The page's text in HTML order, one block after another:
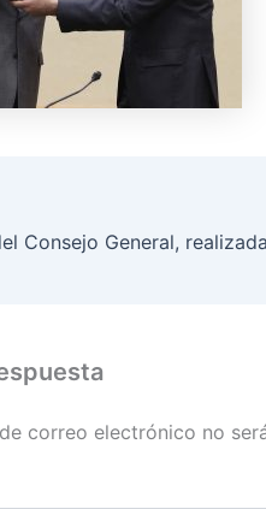
correo electrónico no